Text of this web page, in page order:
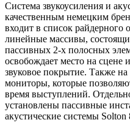
Система звукоусиления и
качественным немецким
входит в список райдерного
линейные массивы,
пассивных 2-х полосных
освобождает место на сцене
звуковое покрытие. Также
мониторы, которые
время выступлений.
установлены пассивные
акустические системы Solton